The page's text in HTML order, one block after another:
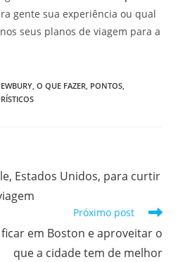
gente sua experiência ou qual
seus planos de viagem para a
, O QUE FAZER, PONTOS,
Estados Unidos, para curtir
Próximo post
em Boston e aproveitar o
que a cidade tem de melhor